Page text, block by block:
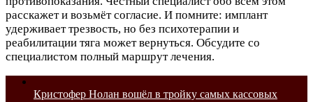
расскажет и возьмёт согласие. И помните: имплант
удерживает трезвость, но без психотерапии и
реабилитации тяга может вернуться. Обсудите со
специалистом полный маршрут лечения.
Кристофер Нолан вошёл в тройку самых кассовых